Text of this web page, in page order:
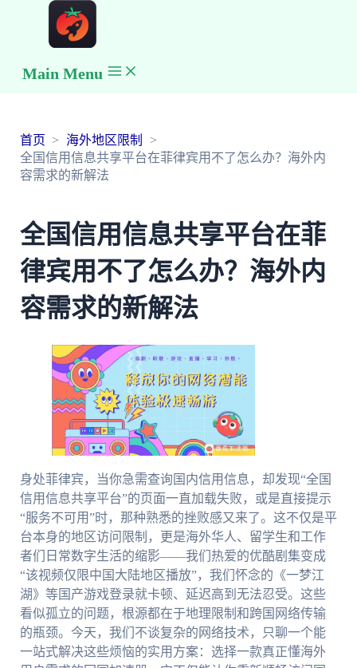
Main Menu
首页
海外地区限制
全国信用信息共享平台在菲律宾用不了怎么办？海外内
容需求的新解法
全国信用信息共享平台在菲
律宾用不了怎么办？海外内
容需求的新解法
身处菲律宾，当你急需查询国内信用信息，却发现“全国
信用信息共享平台”的页面一直加载失败，或是直接提示
“服务不可用”时，那种熟悉的挫败感又来了。这不仅是平
台本身的地区访问限制，更是海外华人、留学生和工作
者们日常数字生活的缩影——我们热爱的优酷剧集变成
“该视频仅限中国大陆地区播放”，我们怀念的《一梦江
湖》等国产游戏登录就卡顿、延迟高到无法忍受。这些
看似孤立的问题，根源都在于地理限制和跨国网络传输
的瓶颈。今天，我们不谈复杂的网络技术，只聊一个能
一站式解决这些烦恼的实用方案：选择一款真正懂海外